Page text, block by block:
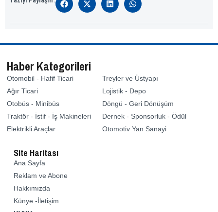
Haber Kategorileri
Otomobil - Hafif Ticari
Ağır Ticari
Otobüs - Minibüs
Traktör - İstif - İş Makineleri
Elektrikli Araçlar
Treyler ve Üstyapı
Lojistik - Depo
Döngü - Geri Dönüşüm
Dernek - Sponsorluk - Ödül
Otomotiv Yan Sanayi
Site Haritası
Ana Sayfa
Reklam ve Abone
Hakkımızda
Künye -İletişim